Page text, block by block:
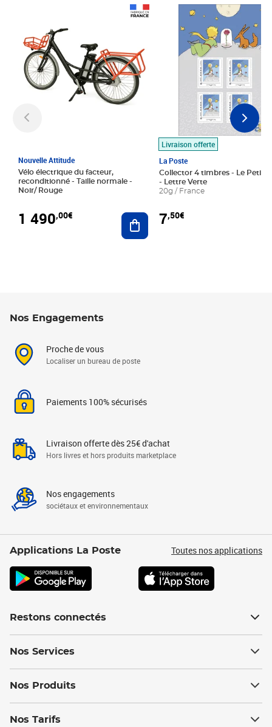
Nouvelle Attitude
Vélo électrique du facteur,
reconditionné - Taille normale -
Noir/ Rouge
1 490,00€ Ajouter au panier
Livraison offerte
La Poste
Collector 4 timbres - Le Petit
- Lettre Verte
20g / France
7,50€
Prix 7,50€
Nos Engagements
Proche de vous
Localiser un bureau de poste
Paiements 100% sécurisés
Livraison offerte dès 25€ d'achat
Hors livres et hors produits marketplace
Nos engagements
sociétaux et environnementaux
Applications La Poste Toutes nos applications
Restons connectés
Nos Services
Nos Produits
Nos Tarifs